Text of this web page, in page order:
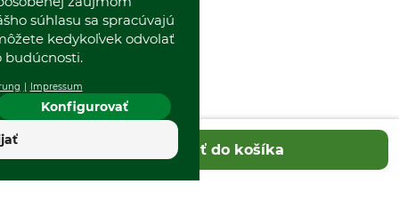
Pridať do košíka
súhlasu sa spracúvajú
kedykoľvek odvolať
budúcnosti.
Impressum
Konfigurovať